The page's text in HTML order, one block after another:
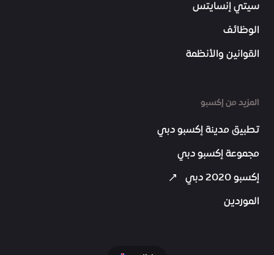
سيتي إنسايتس
الوظائف
القوانين والأنظمة
المزيد من إكسبو
تطبيق مدينة إكسبو دبي
مجموعة إكسبو دبي
إكسبو 2020 دبي
الموردين